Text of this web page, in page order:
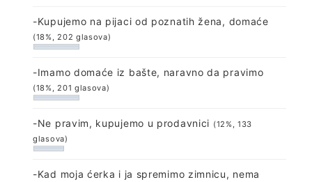
-Kupujemo na pijaci od poznatih žena, domaće
(18%, 202 glasova)
-Imamo domaće iz bašte, naravno da pravimo
(18%, 201 glasova)
-Ne pravim, kupujemo u prodavnici (12%, 133
glasova)
-Kad moja ćerka i ja spremimo zimnicu, nema